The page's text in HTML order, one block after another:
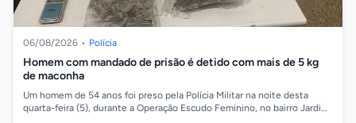
06/08/2026 • Polícia
Homem com mandado de prisão é detido com mais de 5 kg
de maconha
Um homem de 54 anos foi preso pela Polícia Militar na noite desta
quarta-feira (5), durante a Operação Escudo Feminino, no bairro Jardim